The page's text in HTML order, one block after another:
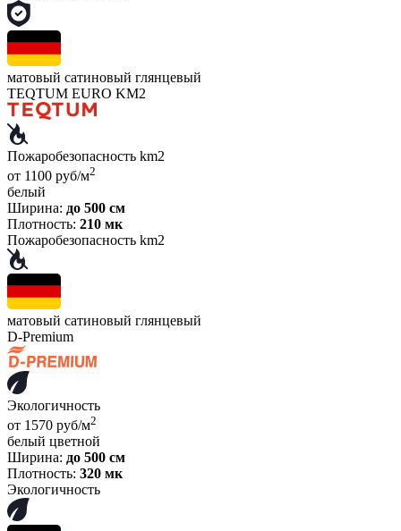
матовый сатиновый глянцевый
TEQTUM EURO KM2
Пожаробезопасность km2
от 1100 руб/м2
белый
Ширина: до 500 см
Плотность: 210 мк
Пожаробезопасность km2
матовый сатиновый глянцевый
D-Premium
Экологичность
от 1570 руб/м2
белый цветной
Ширина: до 500 см
Плотность: 320 мк
Экологичность